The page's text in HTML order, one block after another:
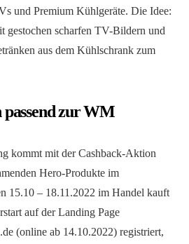
und Premium Kühlgeräte. Die Idee:
scharfen TV-Bildern und
aus dem Kühlschrank zum
zur WM
kommt mit der Cashback-Aktion
Hero-Produkte im
15.10 – 18.11.2022 im Handel kauft
auf der Landing Page
(online ab 14.10.2022) registriert,